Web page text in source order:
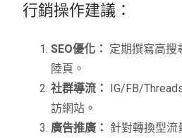
行銷操作建議：
SEO優化： 定期撰寫高搜
陸頁。
社群導流： IG/FB/
訪網站。
廣告推廣： 針對轉換型流